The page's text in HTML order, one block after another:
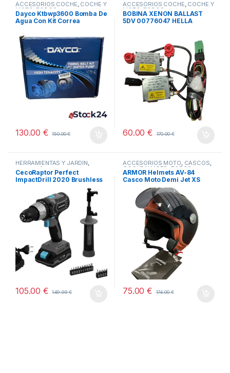
ACCESORIOS COCHE, COCHE Y
MOTO ,TODOS
Dayco Ktbwp3600 Bomba De
Agua Con Kit Correa
130.00€ 150.00€
ACCESORIOS COCHE, COCHE Y
MOTO ,TODOS
BOBINA XENON BALLAST
5DV 00776047 HELLA
60.00€ 170.00€
HERRAMIENTAS Y JARDÍN,
HOGAR
,
STORE CECOTEC -
DISTRIBUIDOR OFICIAL
TODOS
CecoRaptor Perfect
ImpactDrill 2020 Brushless
105.00€ 149.99€
ACCESORIOS MOTO, CASCOS,
COCHE Y MOTO ,TODOS
ARMOR Helmets AV-84
Casco Moto Demi Jet XS
75.00€ 174.00€